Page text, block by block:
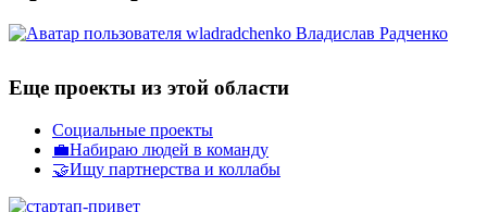
Владислав Радченко
Еще проекты из этой области
Социальные проекты
💼Набираю людей в команду
🤝Ищу партнерства и коллабы